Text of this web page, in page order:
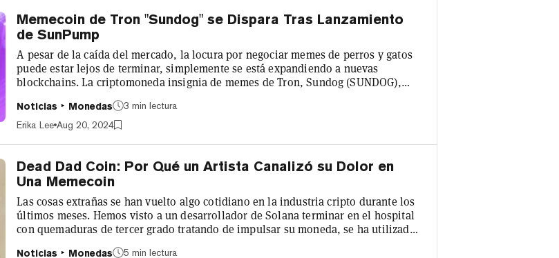
Memecoin de Tron "Sundog" se Dispara Tras Lanzamiento
de SunPump
A pesar de la caída del mercado, la locura por negociar memes de perros y gatos
puede estar lejos de terminar, simplemente se está expandiendo a nuevas
blockchains. La criptomoneda insignia de memes de Tron, Sundog (SUNDOG),
Twitter como la primera criptomoneda de memes de moda en la red. En el
momento de escribir esto, su capitalización de mercado ha aumentado a $126
Noticias Monedas
3 min lectura
Erika Lee Aug 20, 2024
Dead Dad Coin: Por Qué un Artista Canalizó su Dolor en
Una Memecoin
Las cosas extrañas se han vuelto algo cotidiano en la industria cripto durante los
últimos meses. Hemos visto a un desarrollador de Solana terminar en el hospital
con quemaduras de tercer grado tratando de impulsar su moneda, se ha utilizado
Noticias Monedas 5 min lectura